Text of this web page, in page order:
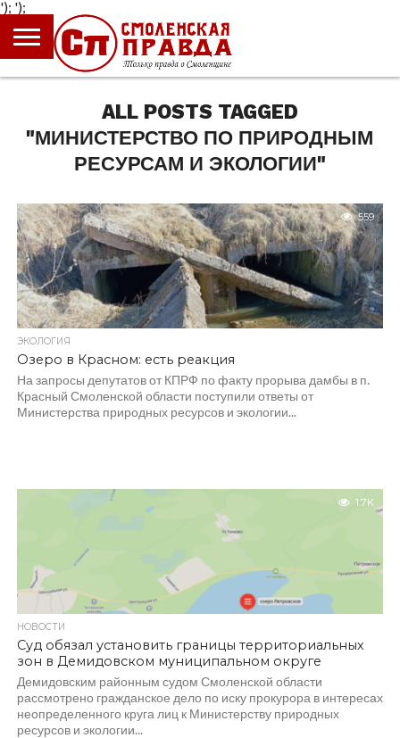
');
ГЛАВНАЯ
НОВОСТИ
ПРОИСШЕСТВИЯ
ПОЛИТИКА
КУЛЬТУРА
ЭКОНОМИКА
ОБЩЕСТВО
БЛОГИ
ALL POSTS TAGGED
"МИНИСТЕРСТВО ПО ПРИРОДНЫМ
РЕСУРСАМ И ЭКОЛОГИИ"
559
ЭКОЛОГИЯ
Озеро в Красном: есть реакция
На запросы депутатов от КПРФ по факту прорыва дамбы в п.
Красный Смоленской области поступили ответы от
Министерства природных ресурсов и экологии...
1.7K
НОВОСТИ
Суд обязал установить границы территориальных
зон в Демидовском муниципальном округе
Демидовским районным судом Смоленской области
рассмотрено гражданское дело по иску прокурора в интересах
неопределенного круга лиц к Министерству природных
ресурсов и экологии...
');